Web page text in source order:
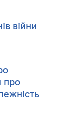
війни
про